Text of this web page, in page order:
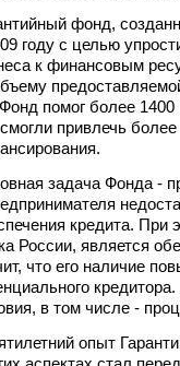
фонд,
году с целью
к финансовым
помог более 1400
привлечь
задача Фонда -
кредита. При
России, является
что его наличие
в том числе -
опыт